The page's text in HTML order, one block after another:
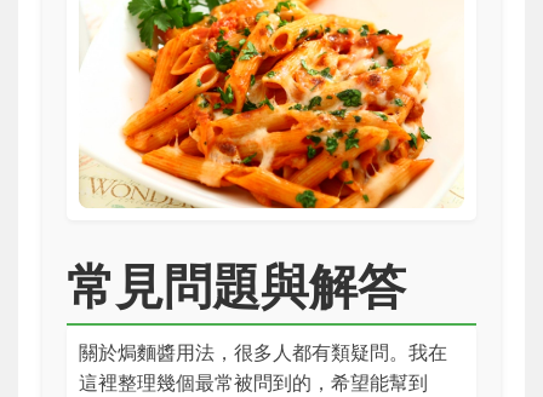
常見問題與解答
關於焗麵醬用法，很多人都有類疑問。我在
這裡整理幾個最常被問到的，希望能幫到